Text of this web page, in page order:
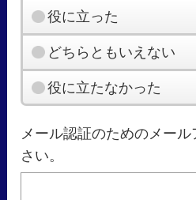
役に立った
どちらともいえない
役に立たなかった
メール認証のためのメー
さい。